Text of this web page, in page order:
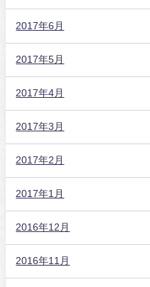
2017年6月
2017年5月
2017年4月
2017年3月
2017年2月
2017年1月
2016年12月
2016年11月